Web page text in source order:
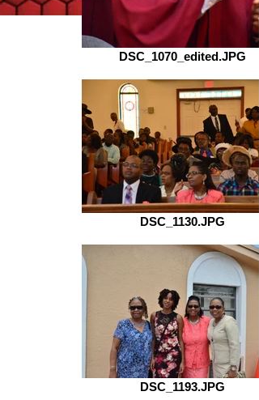
DSC_1070_edited.JPG
DSC_1130.JPG
DSC_1193.JPG